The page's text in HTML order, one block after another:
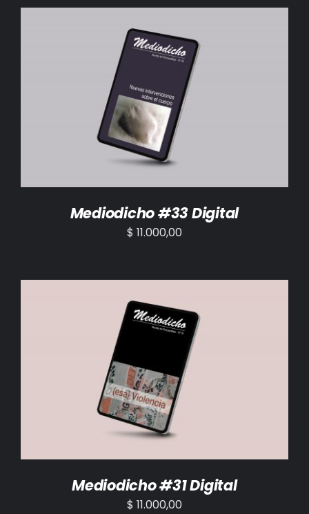
AÑADIR AL CARRITO /
Mediodicho #33 Digital
$ 11.000,00
AÑADIR AL CARRITO /
Mediodicho #31 Digital
$ 11.000,00